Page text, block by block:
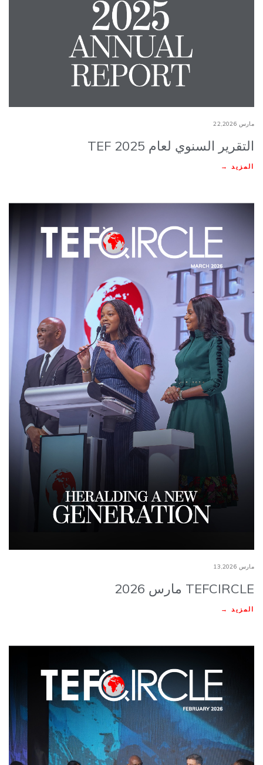
مارس 22,2026
التقرير السنوي لعام 2025 TEF
المزيد →
مارس 13,2026
TEFCIRCLE مارس 2026
المزيد →